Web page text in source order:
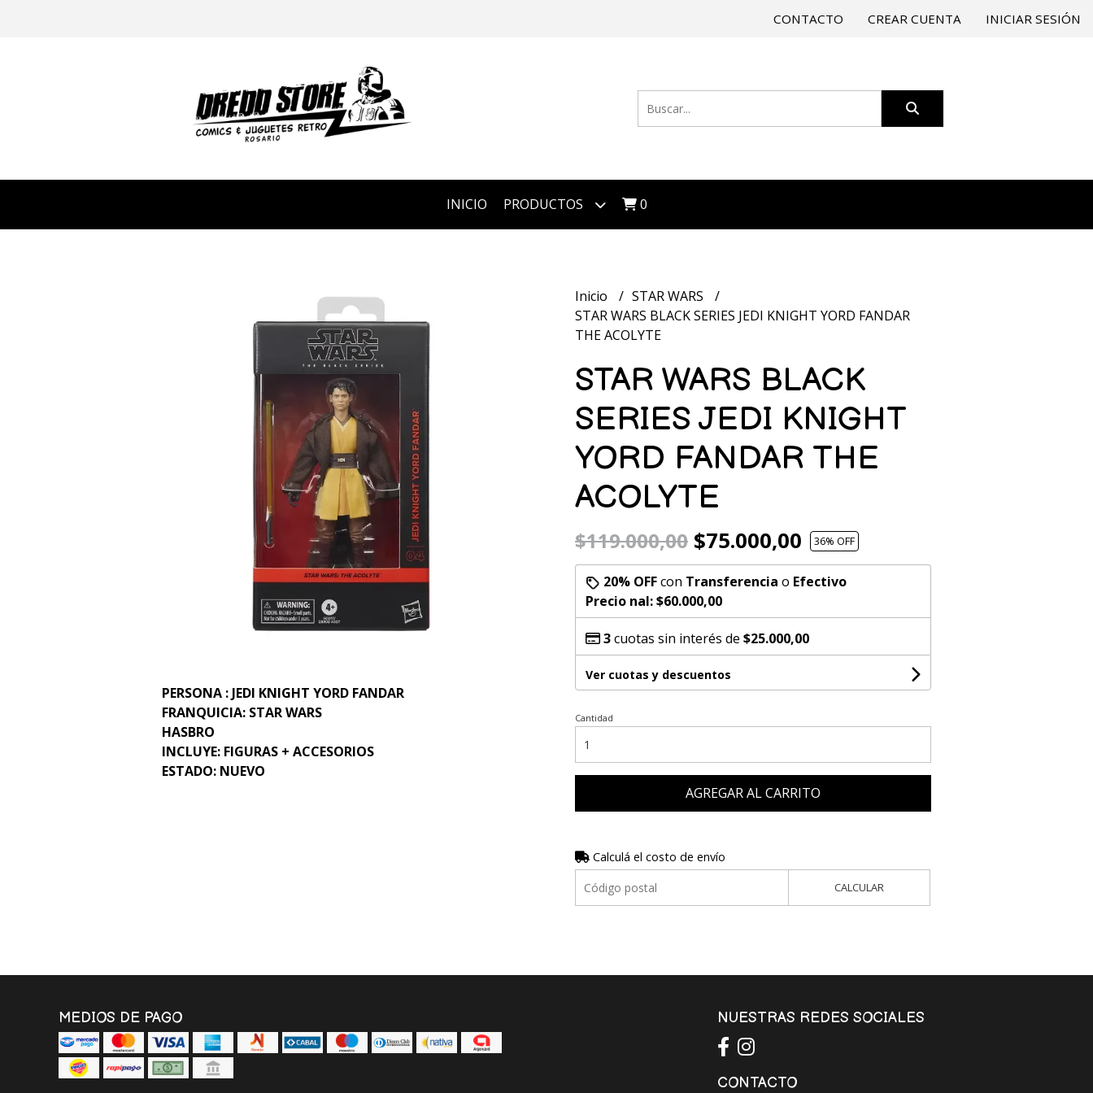
CONTACTO CREAR CUENTA INICIAR SESIÓN
INICIO PRODUCTOS 0
PERSONA : JEDI KNIGHT YORD FANDAR
FRANQUICIA: STAR WARS
HASBRO
INCLUYE: FIGURAS + ACCESORIOS
ESTADO: NUEVO
Inicio
STAR WARS
STAR WARS BLACK SERIES JEDI KNIGHT YORD FANDAR
THE ACOLYTE
STAR WARS BLACK
SERIES JEDI KNIGHT
YORD FANDAR THE
ACOLYTE
$119.000,00 $75.000,00 36% OFF
20% OFFcon Transferencia o Efectivo
Precio final:$60.000,00
3cuotas sin interés de $25.000,00
Ver cuotas y descuentos
Cantidad
AGREGAR AL CARRITO
Calculá el costo de envío
CALCULAR
MEDIOS DE PAGO NUESTRAS REDES SOCIALES
CONTACTO